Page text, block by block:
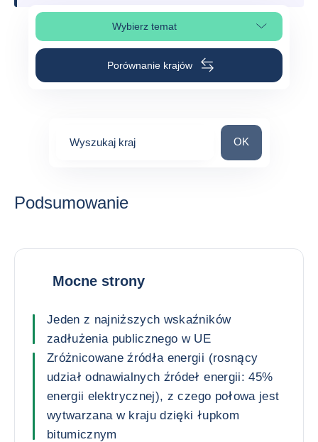
Wybierz tematWybierz sekcję strony
Porównanie krajów
Wyszukaj kraj Wyszukaj kraj
OK
Podsumowanie
Mocne strony
Jeden z najniższych wskaźników
zadłużenia publicznego w UE
Zróżnicowane źródła energii (rosnący
udział odnawialnych źródeł energii: 45%
energii elektrycznej), z czego połowa jest
wytwarzana w kraju dzięki łupkom
bitumicznym